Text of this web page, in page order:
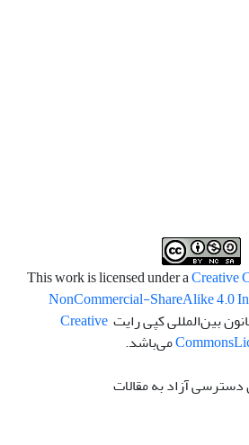
Creative
NonCommercial-ShareAlike 4.0
بین‌المللی کپی رایتCreative
Commonsمی‌باشد.